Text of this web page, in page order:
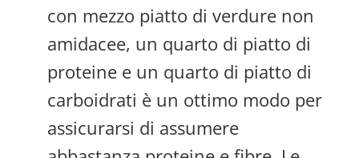
con mezzo piatto di verdure non
amidacee, un quarto di piatto di
proteine e un quarto di piatto di
carboidrati è un ottimo modo per
assicurarsi di assumere